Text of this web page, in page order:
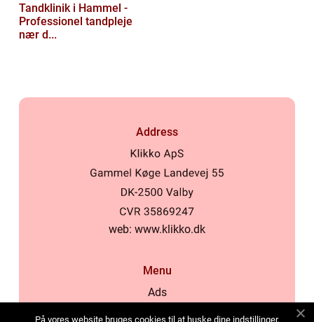
Tandklinik i Hammel -
Professionel tandpleje
nær d...
Address
web: www.klikko.dk
Menu
Ads
På vores website bruges cookies til at huske dine indstillinger,